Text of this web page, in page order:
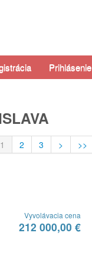
Prihlásenie
1 2 3 > >>
Vyvolávacia cena
212 000,00 €